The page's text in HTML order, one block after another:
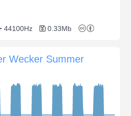
44100Hz 0.33Mb
Wecker Summer